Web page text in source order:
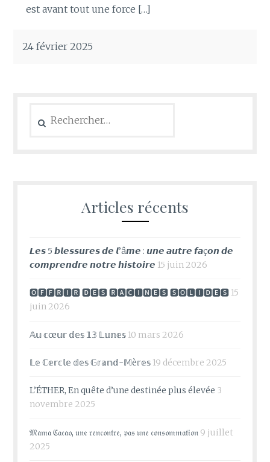
est avant tout une force […]
24 février 2025
Articles récents
𝙇𝙚𝙨 5 𝙗𝙡𝙚𝙨𝙨𝙪𝙧𝙚𝙨 𝙙𝙚 𝙡’â𝙢𝙚 : 𝙪𝙣𝙚 𝙖𝙪𝙩𝙧𝙚 𝙛𝙖ç𝙤𝙣 𝙙𝙚
𝙘𝙤𝙢𝙥𝙧𝙚𝙣𝙙𝙧𝙚 𝙣𝙤𝙩𝙧𝙚 𝙝𝙞𝙨𝙩𝙤𝙞𝙧𝙚 15 juin 2026
🅾🅵🅵🆁🅸🆁 🅳🅴🆂 🆁🅰🅲🅸🅽🅴🆂 🆂🅾🅻🅸🅳🅴🆂 15
juin 2026
𝔸𝕦 𝕔œ𝕦𝕣 𝕕𝕖𝕤 𝟙𝟛 𝕃𝕦𝕟𝕖𝕤 10 mars 2026
𝕃𝕖 ℂ𝕖𝕣𝕔𝕝𝕖 𝕕𝕖𝕤 𝔾𝕣𝕒𝕟𝕕-𝕄è𝕣𝕖𝕤 19 décembre 2025
L’ÉTHER, En quête d’une destinée plus élevée 3
novembre 2025
𝔐𝔞𝔪𝔞 ℭ𝔞𝔠𝔞𝔬, 𝔲𝔫𝔢 𝔯𝔢𝔫𝔠𝔬𝔫𝔱𝔯𝔢, 𝔭𝔞𝔰 𝔲𝔫𝔢 𝔠𝔬𝔫𝔰𝔬𝔪𝔪𝔞𝔱𝔦𝔬𝔫 9 juillet
2025